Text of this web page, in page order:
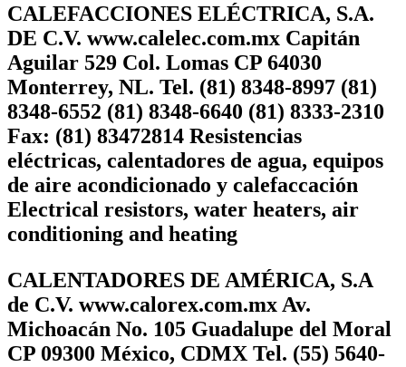
CALEFACCIONES ELÉCTRICA, S.A.
DE C.V. www.calelec.com.mx Capitán
Aguilar 529 Col. Lomas CP 64030
Monterrey, NL. Tel. (81) 8348-8997 (81)
8348-6552 (81) 8348-6640 (81) 8333-2310
Fax: (81) 83472814 Resistencias
eléctricas, calentadores de agua, equipos
de aire acondicionado y calefaccación
Electrical resistors, water heaters, air
conditioning and heating
CALENTADORES DE AMÉRICA, S.A
de C.V. www.calorex.com.mx Av.
Michoacán No. 105 Guadalupe del Moral
CP 09300 México, CDMX Tel. (55) 5640-